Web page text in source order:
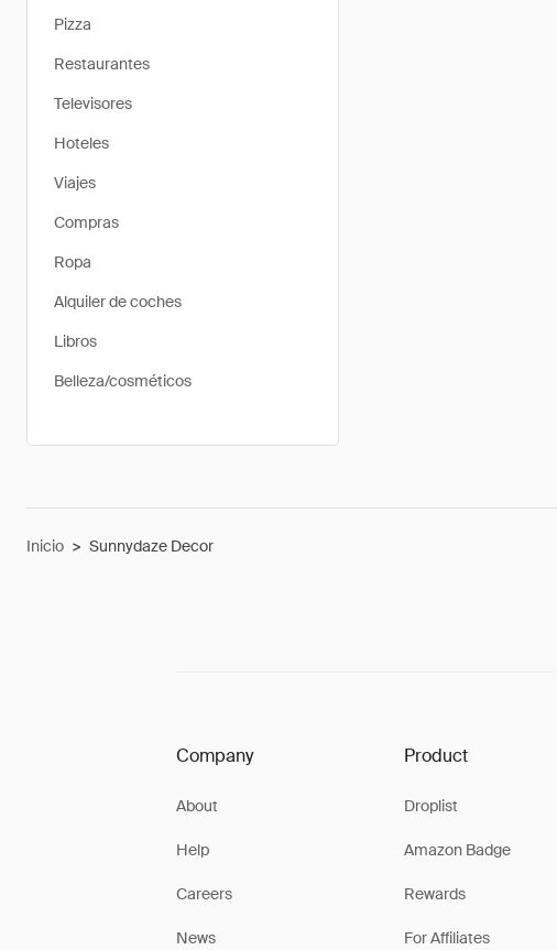
Pizza
Restaurantes
Televisores
Hoteles
Viajes
Compras
Ropa
Alquiler de coches
Libros
Belleza/cosméticos
Inicio > Sunnydaze Decor
Company
About
Help
Careers
News
Product
Droplist
Amazon Badge
Rewards
For Affiliates